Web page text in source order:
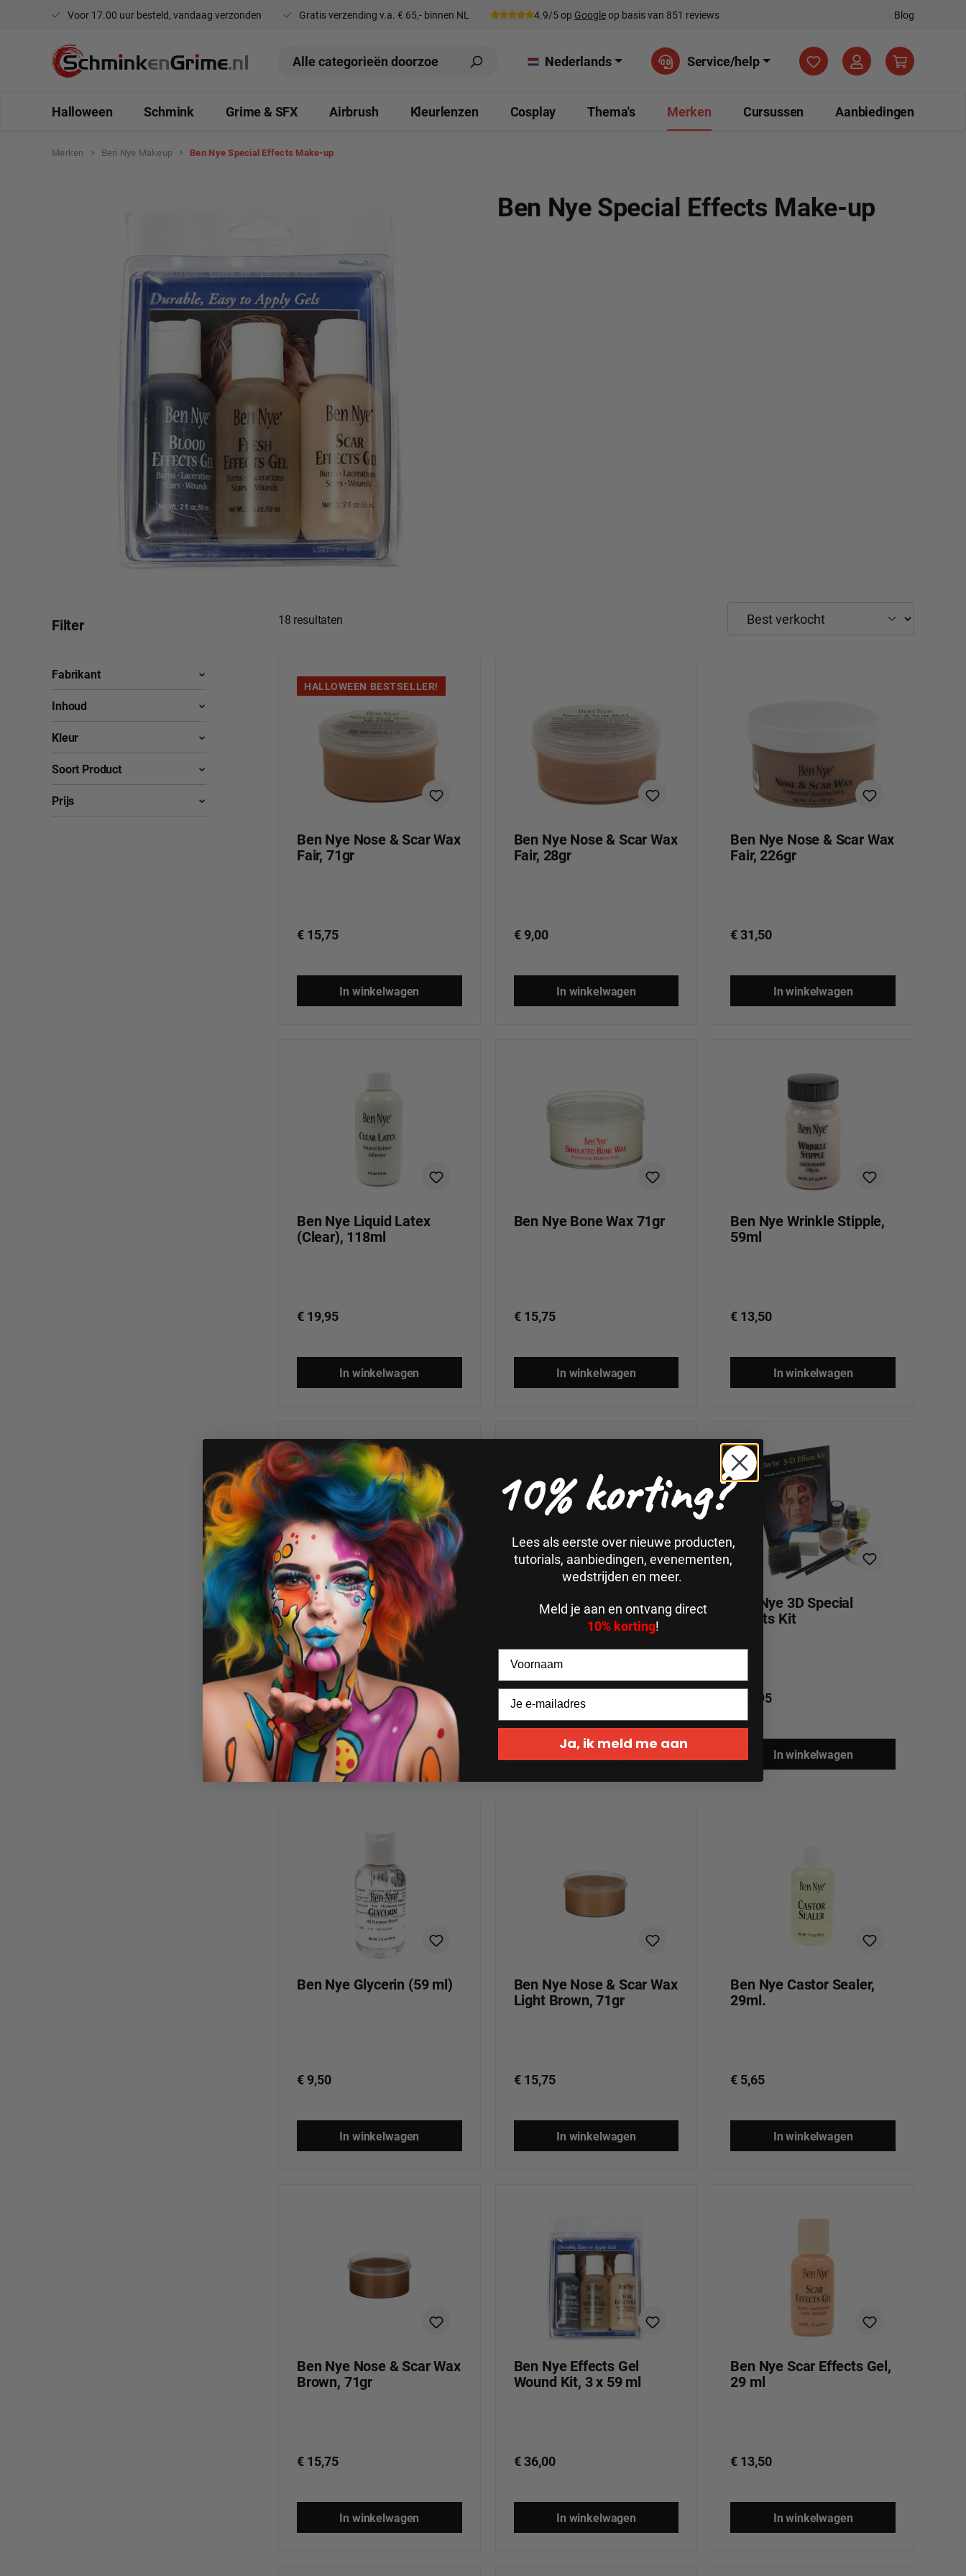
Ga naar de hoofdnavigatie
Voor 17.00 uur besteld, vandaag verzonden Gratis verzending v.a. € 65,- binnen NL 4.9/5 op Googleop basis van 851 reviews Blog
Nederlands Service/help Je hebt 0 items op je
Halloween Schmink Grime & SFX Airbrush Kleurlenzen Cosplay Thema's Merken Cursussen Aanbiedingen
Merken Ben Nye Makeup Ben Nye Special Effects Make-up
Ben Nye Special Effects Make-up
Filter
Fabrikant
Inhoud
Kleur
Soort Product
Prijs
18 resultaten
HALLOWEEN BESTSELLER!
Ben Nye Nose & Scar Wax
Fair, 71gr
€ 15,75
In winkelwagen
Ben Nye Nose & Scar Wax
Fair, 28gr
€ 9,00
In winkelwagen
Ben Nye Nose & Scar Wax
Fair, 226gr
€ 31,50
In winkelwagen
Ben Nye Liquid Latex
(Clear), 118ml
€ 19,95
In winkelwagen
Ben Nye Bone Wax 71gr
€ 15,75
In winkelwagen
Ben Nye Wrinkle Stipple,
59ml
€ 13,50
In winkelwagen
Ben Nye Liquid Latex
(Light Flesh Tone), 118ml
€ 19,95
In winkelwagen
Ben Nye Latex for
Sensitive Skin, 59ml
€ 18,00
In winkelwagen
Ben Nye 3D Special
Effects Kit
€ 53,95
In winkelwagen
Ben Nye Glycerin (59 ml)
€ 9,50
In winkelwagen
Ben Nye Nose & Scar Wax
Light Brown, 71gr
€ 15,75
In winkelwagen
Ben Nye Castor Sealer,
29ml.
€ 5,65
In winkelwagen
Ben Nye Nose & Scar Wax
Brown, 71gr
€ 15,75
In winkelwagen
Ben Nye Effects Gel
Wound Kit, 3 x 59 ml
€ 36,00
In winkelwagen
Ben Nye Scar Effects Gel,
29 ml
€ 13,50
In winkelwagen
10% korting?
Lees als eerste over nieuwe producten,
tutorials, aanbiedingen, evenementen,
wedstrijden en meer.
Meld je aan en ontvang direct
10% korting!
Ja, ik meld me aan